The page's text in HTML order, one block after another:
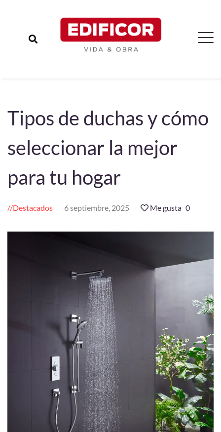
Tipos de duchas y cómo
seleccionar la mejor
para tu hogar
Destacados 6 septiembre, 2025 Me gusta 0